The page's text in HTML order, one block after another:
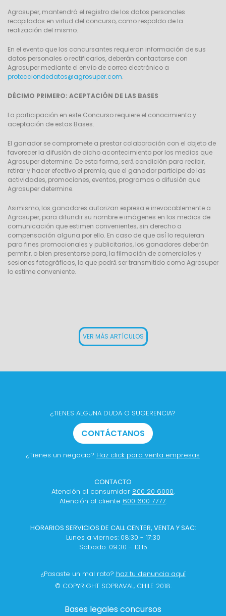
Agrosuper, mantendrá el registro de los datos personales
recopilados en virtud del concurso, como respaldo de la
realización del mismo.
En el evento que los concursantes requieran información de sus
datos personales o rectificarlos, deberán contactarse con
Agrosuper mediante el envío de correo electrónico a
protecciondedatos@agrosuper.com.
DÉCIMO PRIMERO: ACEPTACIÓN DE LAS BASES
La participación en este Concurso requiere el conocimiento y
aceptación de estas Bases.
El ganador se compromete a prestar colaboración con el objeto de
favorecer la difusión de dicho acontecimiento por los medios que
Agrosuper determine. De esta forma, será́ condición para recibir,
retirar y hacer efectivo el premio, que el ganador participe de las
actividades, promociones, eventos, programas o difusión que
Agrosuper determine.
Asimismo, los ganadores autorizan expresa e irrevocablemente a
Agrosuper, para difundir su nombre e imágenes en los medios de
comunicación que estimen convenientes, sin derecho a
compensación alguna por ello. En caso de que así́ lo requieran
para fines promocionales y publicitarios, los ganadores deberán
permitir, o bien presentarse para, la filmación de comerciales y
sesiones fotográficas, lo que podrá́ ser transmitido como Agrosuper
lo estime conveniente.
VER MÁS ARTÍCULOS
¿TIENES ALGUNA DUDA O SUGERENCIA?
CONTÁCTANOS
¿Tienes un negocio? Haz click para venta empresas
CONTACTO
Atención al consumidor 800 20 6000.
Atención al cliente 600 600 7777.
HORARIOS SERVICIOS DE CALL CENTER, VENTA Y SAC:
Lunes a viernes: 08:30 - 17:30
Sábado: 09:30 - 13:15
¿Pasaste un mal rato? haz tu denuncia aquí
© COPYRIGHT SOPRAVAL, CHILE 2018.
Bases legales concursos